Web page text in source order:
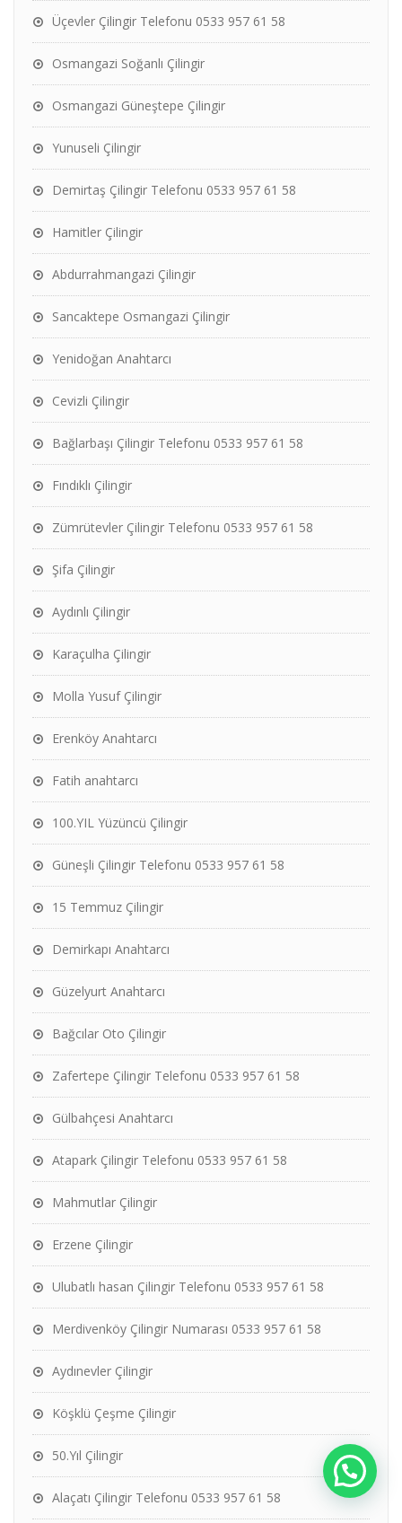
Üçevler Çilingir Telefonu 0533 957 61 58
Osmangazi Soğanlı Çilingir
Osmangazi Güneştepe Çilingir
Yunuseli Çilingir
Demirtaş Çilingir Telefonu 0533 957 61 58
Hamitler Çilingir
Abdurrahmangazi Çilingir
Sancaktepe Osmangazi Çilingir
Yenidoğan Anahtarcı
Cevizli Çilingir
Bağlarbaşı Çilingir Telefonu 0533 957 61 58
Fındıklı Çilingir
Zümrütevler Çilingir Telefonu 0533 957 61 58
Şifa Çilingir
Aydınlı Çilingir
Karaçulha Çilingir
Molla Yusuf Çilingir
Erenköy Anahtarcı
Fatih anahtarcı
100.YIL Yüzüncü Çilingir
Güneşli Çilingir Telefonu 0533 957 61 58
15 Temmuz Çilingir
Demirkapı Anahtarcı
Güzelyurt Anahtarcı
Bağcılar Oto Çilingir
Zafertepe Çilingir Telefonu 0533 957 61 58
Gülbahçesi Anahtarcı
Atapark Çilingir Telefonu 0533 957 61 58
Mahmutlar Çilingir
Erzene Çilingir
Ulubatlı hasan Çilingir Telefonu 0533 957 61 58
Merdivenköy Çilingir Numarası 0533 957 61 58
Aydınevler Çilingir
Köşklü Çeşme Çilingir
50.Yıl Çilingir
Alaçatı Çilingir Telefonu 0533 957 61 58